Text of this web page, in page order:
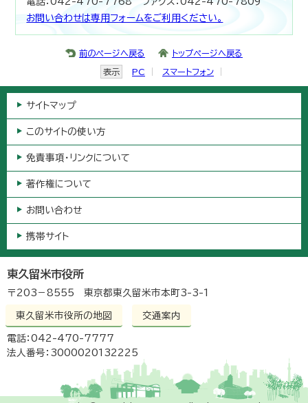
お問い合わせは専用フォームをご利用ください。
前のページへ戻る トップページへ戻る
表示 PC スマートフォン
サイトマップ
このサイトの使い方
免責事項・リンクについて
著作権について
お問い合わせ
携帯サイト
東久留米市役所
〒203－8555 東京都東久留米市本町3-3-1
東久留米市役所の地図 交通案内
電話：042-470-7777
法人番号：3000020132225